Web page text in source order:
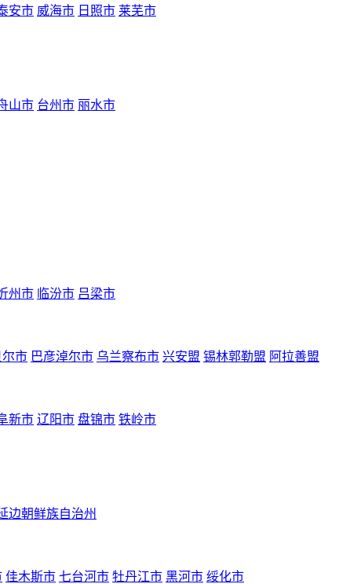
安市 威海市 日照市 莱芜市
山市 台州市 丽水市
州市 临汾市 吕梁市
尔市 巴彦淖尔市 乌兰察布市 兴安盟 锡林郭勒盟 阿拉善盟
新市 辽阳市 盘锦市 铁岭市
边朝鲜族自治州
佳木斯市 七台河市 牡丹江市 黑河市 绥化市